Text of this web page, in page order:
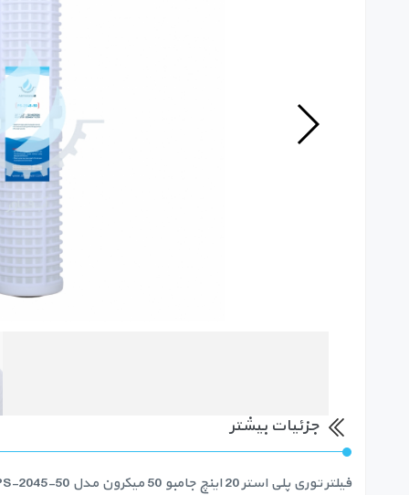
جزئیات بیشتر
فیلتر توری پلی استر 20 اینچ جامبو 50 میکرون مدل PS-2045-50 قابل شستشو جهت حذف شن و ماسه و ذرات معلق درشت از آب